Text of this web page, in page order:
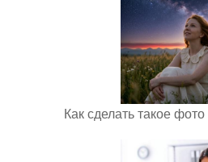
Как сделать такое